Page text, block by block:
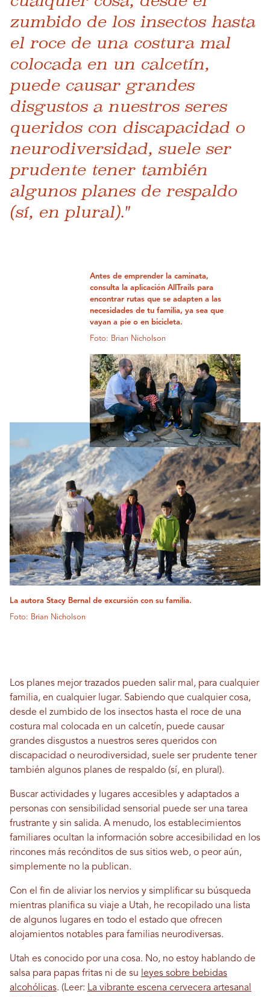
zumbido de los insectos hasta
el roce de una costura mal
colocada en un calcetín,
puede causar grandes
disgustos a nuestros seres
queridos con discapacidad o
neurodiversidad, suele ser
prudente tener también
algunos planes de respaldo
(sí, en plural)."
Antes de emprender la caminata,
consulta la aplicación AllTrails para
encontrar rutas que se adapten a las
necesidades de tu familia, ya sea que
vayan a pie o en bicicleta.
Foto: Brian Nicholson
La autora Stacy Bernal de excursión con su familia.
Foto: Brian Nicholson
Los planes mejor trazados pueden salir mal, para cualquier
familia, en cualquier lugar. Sabiendo que cualquier cosa,
desde el zumbido de los insectos hasta el roce de una
costura mal colocada en un calcetín, puede causar
grandes disgustos a nuestros seres queridos con
discapacidad o neurodiversidad, suele ser prudente tener
también algunos planes de respaldo (sí, en plural).
Buscar actividades y lugares accesibles y adaptados a
personas con sensibilidad sensorial puede ser una tarea
frustrante y sin salida. A menudo, los establecimientos
familiares ocultan la información sobre accesibilidad en los
rincones más recónditos de sus sitios web, o peor aún,
simplemente no la publican.
Con el fin de aliviar los nervios y simplificar su búsqueda
mientras planifica su viaje a Utah, he recopilado una lista
de algunos lugares en todo el estado que ofrecen
alojamientos notables para familias neurodiversas.
Utah es conocido por una cosa. No, no estoy hablando de
salsa para papas fritas ni de su leyes sobre bebidas
alcohólicas. (Leer: La vibrante escena cervecera artesanal